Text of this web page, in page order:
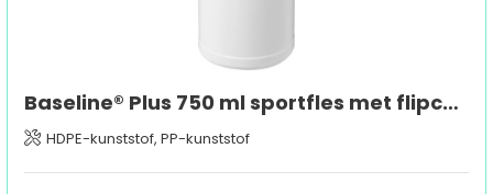
Baseline® Plus 750 ml sportfles met flipcapdeksel
HDPE-kunststof, PP-kunststof